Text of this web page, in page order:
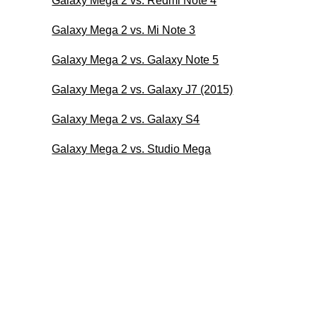
Galaxy Mega 2 vs. Mi Note 3
Galaxy Mega 2 vs. Galaxy Note 5
Galaxy Mega 2 vs. Galaxy J7 (2015)
Galaxy Mega 2 vs. Galaxy S4
Galaxy Mega 2 vs. Studio Mega